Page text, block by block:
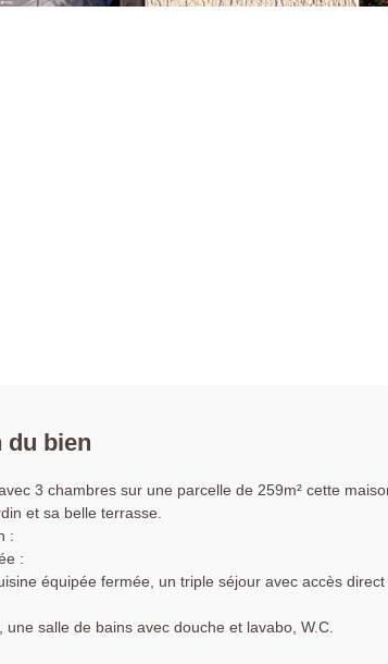
du bien
3 chambres sur une parcelle de 259m² cette
et sa belle terrasse.
:
:
équipée fermée, un triple séjour avec accès direct
salle de bains avec douche et lavabo, W.C.